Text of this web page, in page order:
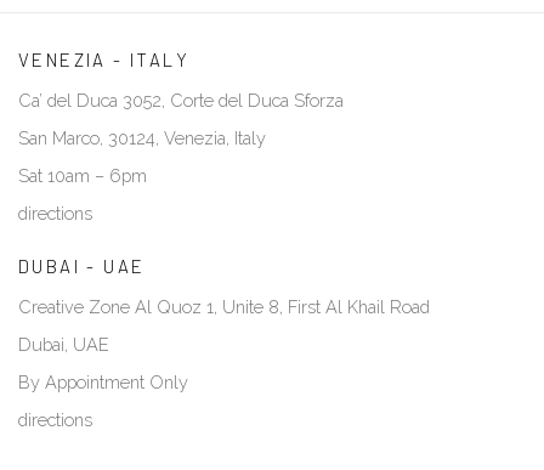
VENEZIA - ITALY
Ca’ del Duca 3052, Corte del Duca Sforza
San Marco, 30124, Venezia, Italy
Sat 10am – 6pm
directions
DUBAI - UAE
Creative Zone Al Quoz 1, Unite 8, First Al Khail Road
Dubai, UAE
By Appointment Only
directions